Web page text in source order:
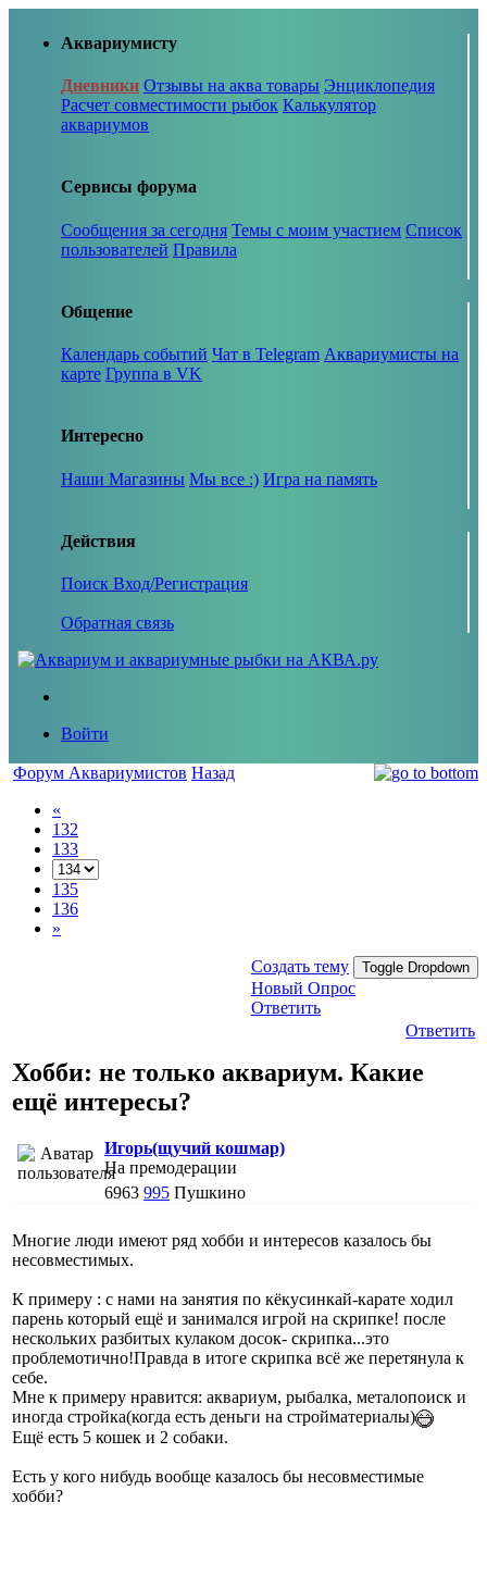
Аквариумисту
Дневники Отзывы на аква товары Энциклопедия
Расчет совместимости рыбок Калькулятор
аквариумов
Сервисы форума
Сообщения за сегодня Темы с моим участием Список
пользователей Правила
Общение
Календарь событий Чат в Telegram Аквариумисты на
карте Группа в VK
Интересно
Наши Магазины Мы все :) Игра на память
Действия
Поиск Вход/Регистрация
Обратная связь
Войти
Форум Аквариумистов Назад
«
132
133
135
136
»
Создать тему Toggle Dropdown
Новый Опрос
Ответить
Ответить
Хобби: не только аквариум. Какие
ещё интересы?
Игорь(щучий кошмар)
На премодерации
6963 995 Пушкино
Многие люди имеют ряд хобби и интересов казалось бы
несовместимых.
К примеру : с нами на занятия по кёкусинкай-карате ходил
парень который ещё и занимался игрой на скрипке! после
нескольких разбитых кулаком досок- скрипка...это
проблемотично!Правда в итоге скрипка всё же перетянула к
себе.
Мне к примеру нравится: аквариум, рыбалка, металопоиск и
иногда стройка(когда есть деньги на стройматериалы)
Ещё есть 5 кошек и 2 собаки.
Есть у кого нибудь вообще казалось бы несовместимые
хобби?